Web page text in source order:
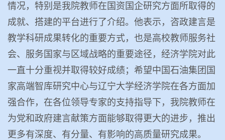
情况，特别是我院教师在国资国企研究方面所取得的
成就、搭建的平台进行了介绍。他表示，咨政建言是
教学科研成果转化的重要方式，也是高校教师服务社
会、服务国家与区域战略的重要途径，经济学院对此
一直十分重视并取得较好成绩；希望中国石油集团国
家高端智库研究中心与辽宁大学经济学院在各方面加
强合作，在各位领导专家的支持指导下，我院教师在
为党和政府建言献策方面能够取得更大的进步，推出
更多有深度、有分量、有影响的高质量研究成果。